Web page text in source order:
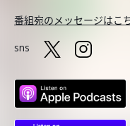
番組宛のメッセージはこ
sns